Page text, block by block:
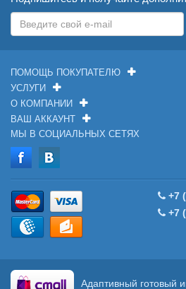
ПОМОЩЬ ПОКУПАТЕЛЮ
УСЛУГИ
О КОМПАНИИ
ВАШ АККАУНТ
МЫ В СОЦИАЛЬНЫХ СЕТЯХ
+7
+7
Адаптивный готовый